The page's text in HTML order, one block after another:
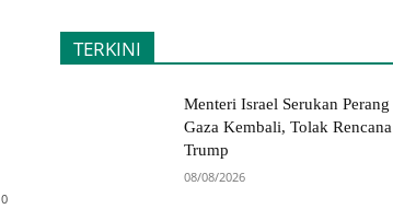
0
TERKINI
Menteri Israel Serukan Perang
Gaza Kembali, Tolak Rencana
Trump
08/08/2026